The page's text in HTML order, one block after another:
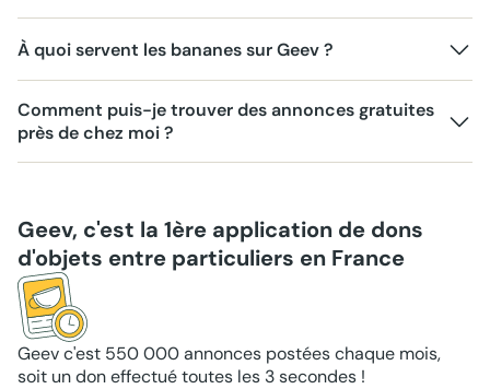
À quoi servent les bananes sur Geev ?
Comment puis-je trouver des annonces gratuites
près de chez moi ?
Geev, c'est la 1ère application de dons
d'objets entre particuliers en France
Geev c'est 550 000 annonces postées chaque mois,
soit un don effectué toutes les 3 secondes !